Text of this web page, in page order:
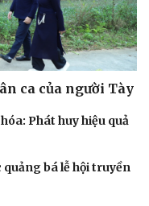
ca của người Tày
Phát huy hiệu quả
bá lễ hội truyền